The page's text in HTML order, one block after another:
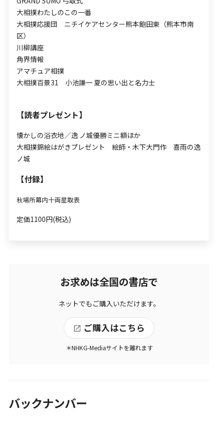
大相撲わたしのこの一番
大相撲応援団 ニチイケアセンター熊本飽田東（熊本市南
区）
川柳講座
角界情報
アマチュア相撲
大相撲百景31 小池謙一 夏の思い出と名力士
【読者プレゼント】
懐かしの浴衣地／逸 ノ城優勝ミニ額ほか
大相撲錦絵はがきプレゼント 絵師・木下大門作 喜雨の逸
ノ城
【付録】
秋場所幕内十両星取表
定価1100円(税込)
お求めは全国の書店で
ネットでもご購入いただけます。
ご購入はこちら
＊NHKG-Mediaサイトを離れます
バックナンバー